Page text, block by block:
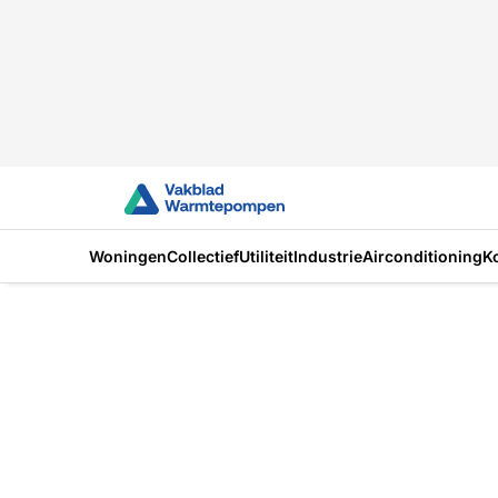
WoningenCollectiefUtiliteitIndustrieAirconditioning